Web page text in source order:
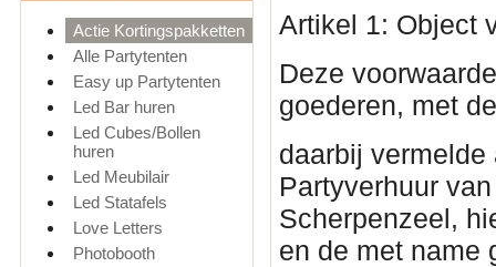
Actie Kortingspakketten
Alle Partytenten
Easy up Partytenten
Led Bar huren
Led Cubes/Bollen
huren
Led Meubilair
Led Statafels
Love Letters
Photobooth
Artikel 1: Object
Deze
goederen, met de
daarbij
Partyverhuur
Scherpenzeel,
en de met name